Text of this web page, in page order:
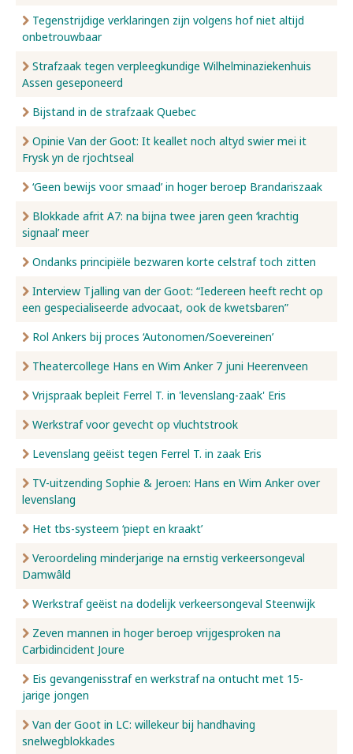
Tegenstrijdige verklaringen zijn volgens hof niet altijd
onbetrouwbaar
Strafzaak tegen verpleegkundige Wilhelminaziekenhuis
Assen geseponeerd
Bijstand in de strafzaak Quebec
Opinie Van der Goot: It keallet noch altyd swier mei it
Frysk yn de rjochtseal
‘Geen bewijs voor smaad’ in hoger beroep Brandariszaak
Blokkade afrit A7: na bijna twee jaren geen ‘krachtig
signaal’ meer
Ondanks principiële bezwaren korte celstraf toch zitten
Interview Tjalling van der Goot: “Iedereen heeft recht op
een gespecialiseerde advocaat, ook de kwetsbaren”
Rol Ankers bij proces ‘Autonomen/Soevereinen’
Theatercollege Hans en Wim Anker 7 juni Heerenveen
Vrijspraak bepleit Ferrel T. in 'levenslang-zaak' Eris
Werkstraf voor gevecht op vluchtstrook
Levenslang geëist tegen Ferrel T. in zaak Eris
TV-uitzending Sophie & Jeroen: Hans en Wim Anker over
levenslang
Het tbs-systeem ‘piept en kraakt’
Veroordeling minderjarige na ernstig verkeersongeval
Damwâld
Werkstraf geëist na dodelijk verkeersongeval Steenwijk
Zeven mannen in hoger beroep vrijgesproken na
Carbidincident Joure
Eis gevangenisstraf en werkstraf na ontucht met 15-
jarige jongen
Van der Goot in LC: willekeur bij handhaving
snelwegblokkades